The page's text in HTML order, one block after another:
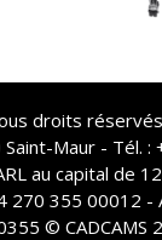
droits
Maur - Tél. :
au capital de
270 355 00012 -
© CADCAMS